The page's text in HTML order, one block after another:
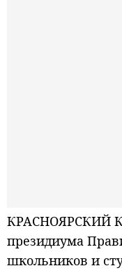
КРАСНОЯРСКИЙ
президиума
школьников и